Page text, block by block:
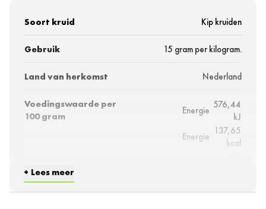
Soort kruid Kip kruiden
Gebruik 15 gram per kilogram.
Land van herkomst Nederland
Voedingswaarde per
100 gram
Energie
576,44
kJ
Energie
137,65
kcal
vetzuren
gram
Lees meer